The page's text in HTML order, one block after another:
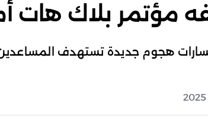
بلاك هات
هجوم جديدة تستهدف المساعدين